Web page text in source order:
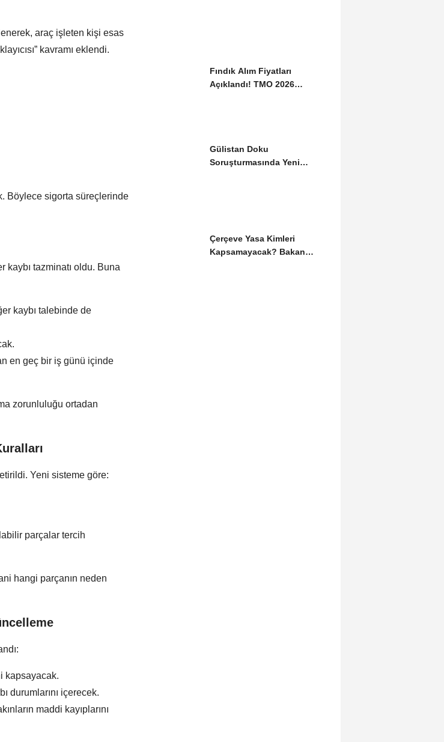
araç işleten kişi esas
kavramı eklendi.
Böylece sigorta süreçlerinde
kaybı tazminatı oldu. Buna
kaybı talebinde de
en geç bir iş günü içinde
zorunluluğu ortadan
Yeni sisteme göre:
parçalar tercih
hangi parçanın neden
kapsayacak.
durumlarını içerecek.
maddi kayıplarını
Fındık Alım Fiyatları
Açıklandı! TMO 2026
Gülistan Doku
Soruşturmasında Yeni
Çerçeve Yasa Kimleri
Kapsamayacak? Bakan